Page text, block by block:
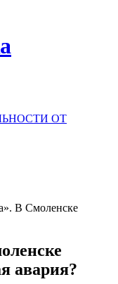
ОТ
В Смоленске
авария?